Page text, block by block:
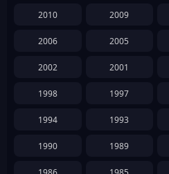
2010 2009
2006 2005
2002 2001
1998 1997
1994 1993
1990 1989